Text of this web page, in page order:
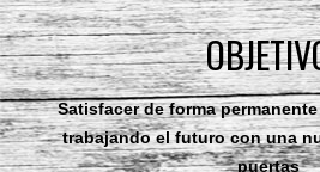
Satisfacer de forma
trabajando el futuro con una
puertas